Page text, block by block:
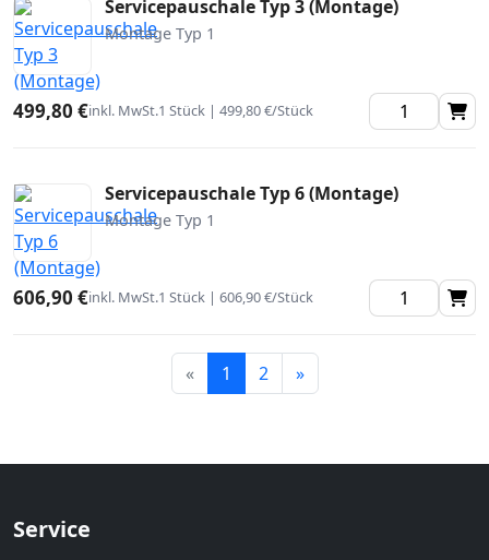
Servicepauschale Typ 3 (Montage)
Montage Typ 1
499,80 €inkl. MwSt.1 Stück | 499,80 €/Stück
Servicepauschale Typ 6 (Montage)
Montage Typ 1
606,90 €inkl. MwSt.1 Stück | 606,90 €/Stück
« 1 2 »Weiter
Service